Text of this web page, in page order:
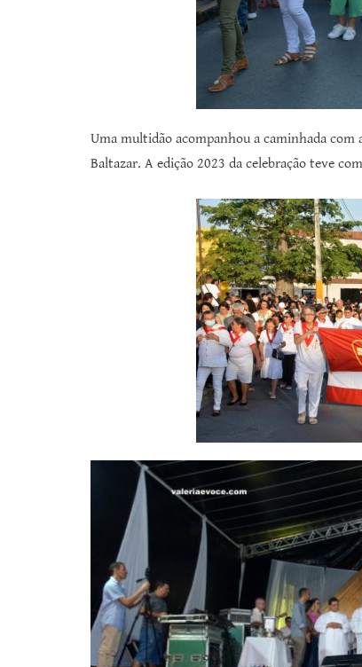
Uma multidão acompanhou a caminhada com
Baltazar. A edição 2023 da celebração teve